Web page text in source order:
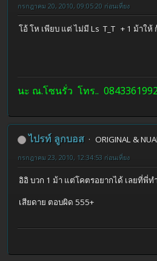
กรกฎาคม 20, 2010, 09:05:20 ก่อนเที่ยง
โอ้ โห เพียบ แต่ ไม่มี Ls T_T + 1 ม้าให้
นะ ณ.โซนรั่ว โทร.. 0843361992
ไปรท์ ลูกบอส
ORIGINAL &
กรกฎาคม 23, 2010, 12:34:53 ก่อนเที่ยง
อิอิ บวก 1 ม้า แต่โคตรอยากได้ เลยที่พี่ท
เสียดาย ตอบผิด 555+